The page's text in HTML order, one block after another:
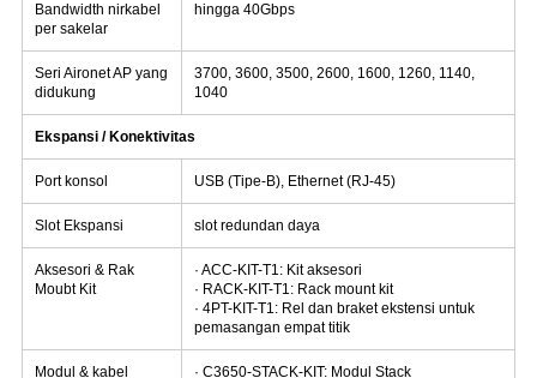
Bandwidth nirkabel
per sakelar
hingga 40Gbps
Seri Aironet AP yang
didukung
3700, 3600, 3500, 2600, 1600, 1260, 1140,
1040
Ekspansi / Konektivitas
Port konsol USB (Tipe-B), Ethernet (RJ-45)
Slot Ekspansi slot redundan daya
Aksesori & Rak
Moubt Kit
· ACC-KIT-T1: Kit aksesori
· RACK-KIT-T1: Rack mount kit
· 4PT-KIT-T1: Rel dan braket ekstensi untuk
pemasangan empat titik
Modul & kabel · C3650-STACK-KIT: Modul Stack